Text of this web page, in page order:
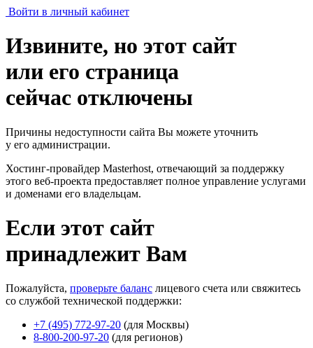
Войти в личный кабинет
Извините, но этот сайт
или его страница
сейчас отключены
Причины недоступности сайта Вы можете уточнить
у его администрации.
Хостинг-провайдер Masterhost, отвечающий за поддержку
этого веб-проекта предоставляет полное управление услугами
и доменами его владельцам.
Если этот сайт
принадлежит Вам
Пожалуйста, проверьте баланс лицевого счета или свяжитесь
со службой технической поддержки:
+7 (495) 772-97-20 (для Москвы)
8-800-200-97-20 (для регионов)